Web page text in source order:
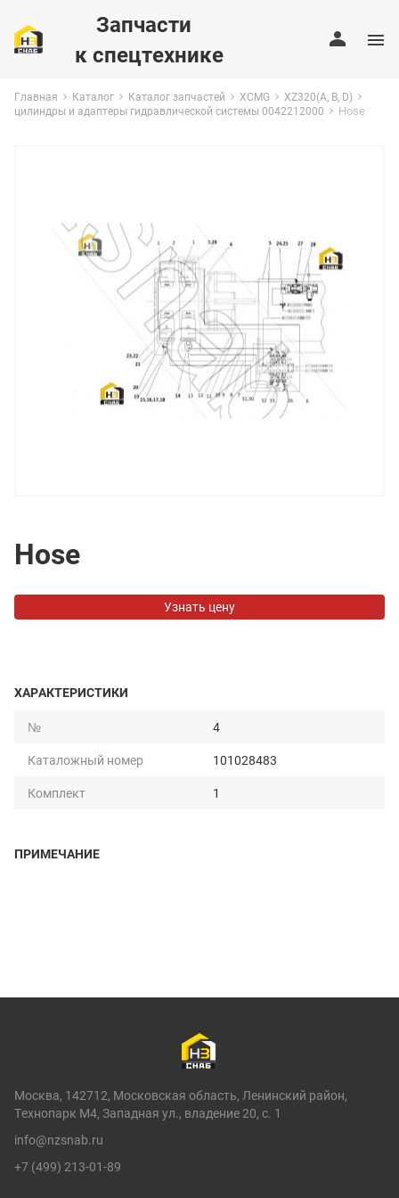
Запчасти
к спецтехнике
Главная Каталог Каталог запчастей XCMG
XZ320(A, B, D)
цилиндры и адаптеры гидравлической системы 0042212000
Hose
Hose
Узнать цену
ХАРАКТЕРИСТИКИ
№
4
Каталожный номер
101028483
Комплект
1
ПРИМЕЧАНИЕ
Москва, 142712, Московская область, Ленинский район,
Технопарк М4, Западная ул., владение 20, с. 1
info@nzsnab.ru
+7 (499) 213-01-89